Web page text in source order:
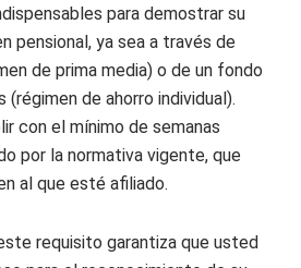
para demostrar su
pensional, ya sea a través de
de prima media) o de un fondo
(régimen de ahorro individual).
con el mínimo de semanas
por la normativa vigente, que
al que esté afiliado.
requisito garantiza que usted